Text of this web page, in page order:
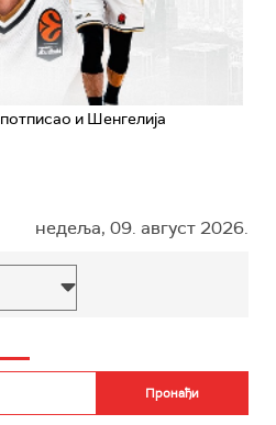
и Шенгелија
недеља, 09. август 2026.